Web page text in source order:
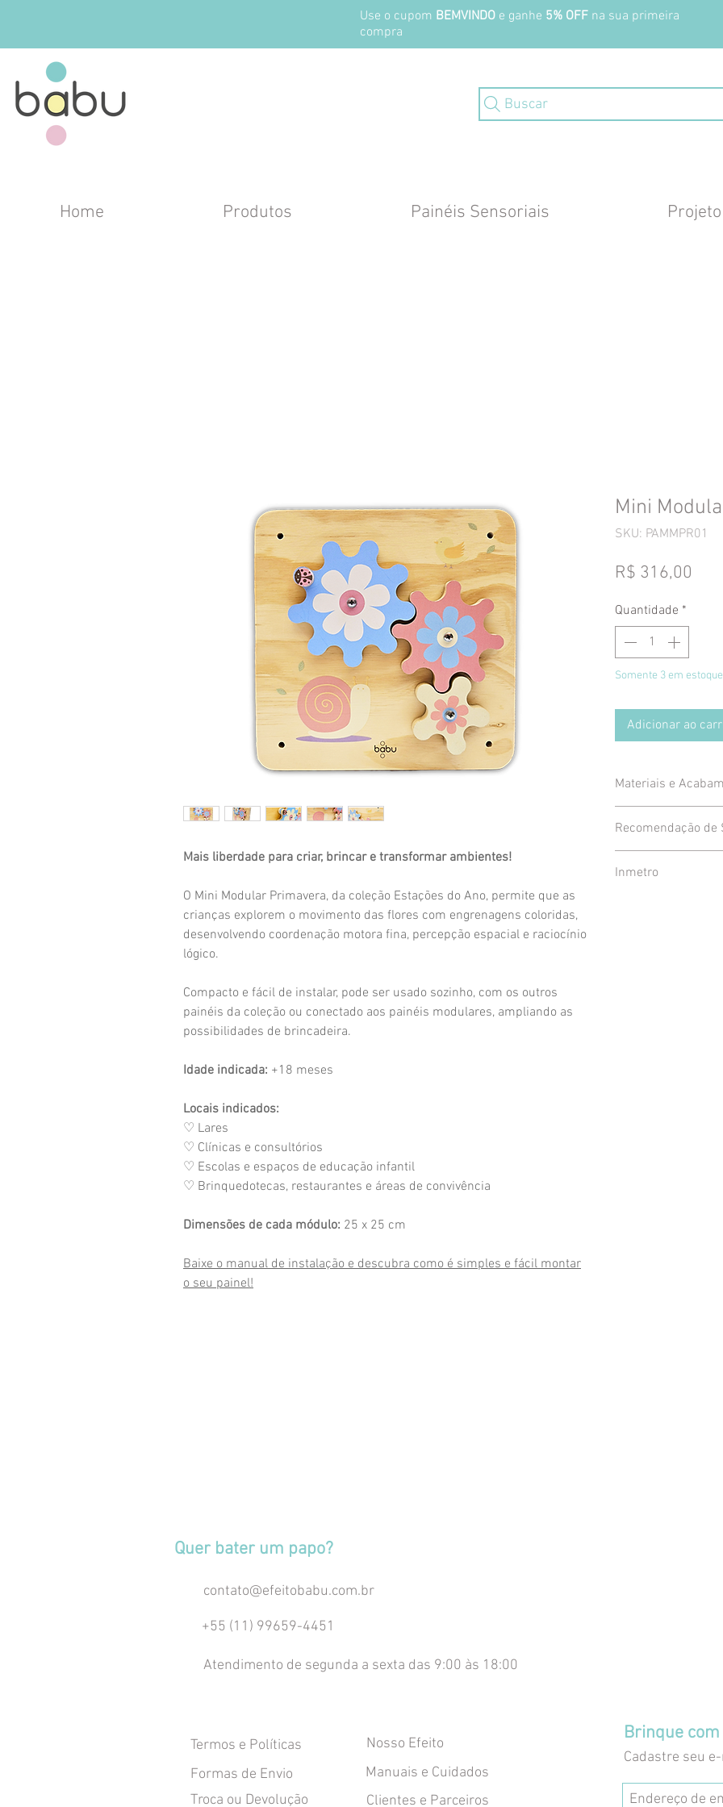
Use o cupom BEMVINDO e ganhe 5% OFF na sua primeira
compra
Buscar
Home Produtos Painéis Sensoriais
Mais liberdade para criar, brincar e transformar ambientes!
O Mini Modular Primavera, da coleção Estações do Ano, permite que as
crianças explorem o movimento das flores com engrenagens coloridas,
desenvolvendo coordenação motora fina, percepção espacial e raciocínio
lógico.
Compacto e fácil de instalar, pode ser usado sozinho, com os outros
painéis da coleção ou conectado aos painéis modulares, ampliando as
possibilidades de brincadeira.
Idade indicada: +18 meses
Locais indicados:
♡ Lares
♡ Clínicas e consultórios
♡ Escolas e espaços de educação infantil
♡ Brinquedotecas, restaurantes e áreas de convivência
Dimensões de cada módulo: 25 x 25 cm
Baixe o manual de instalação e descubra como é simples e fácil montar
o seu painel!
Mini
SKU: PAMMPR01
R$ 316,00
Quantidade *
Somente 3 em estoque
Adicionar ao
Materiais e
acabamento em
seguro para as
cada peça pode
Recomendação de
uso. Aproveite
Inmetro
Quer bater um papo?
contato@efeitobabu.com.br
+55 (11) 99659-4451
Atendimento de segunda a sexta das 9:00 às 18:00
Termos e Políticas
Nosso Efeito
Formas de Envio
Manuais e Cuidados
Troca ou Devolução
Clientes e Parceiros
Brinque
Cadastre seu